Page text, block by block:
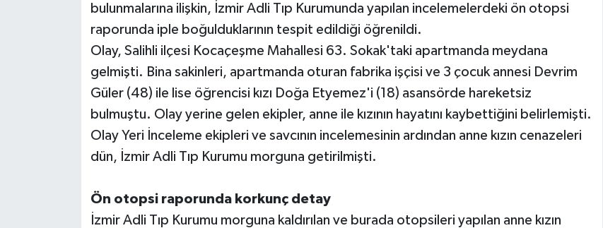
bulunmalarına ilişkin, İzmir Adli Tıp Kurumunda yapılan incelemelerdeki ön otopsi
raporunda iple boğulduklarının tespit edildiği öğrenildi.
Olay, Salihli ilçesi Kocaçeşme Mahallesi 63. Sokak'taki apartmanda meydana
gelmişti. Bina sakinleri, apartmanda oturan fabrika işçisi ve 3 çocuk annesi Devrim
Güler (48) ile lise öğrencisi kızı Doğa Etyemez'i (18) asansörde hareketsiz
bulmuştu. Olay yerine gelen ekipler, anne ile kızının hayatını kaybettiğini belirlemişti.
Olay Yeri İnceleme ekipleri ve savcının incelemesinin ardından anne kızın cenazeleri
dün, İzmir Adli Tıp Kurumu morguna getirilmişti.
Ön otopsi raporunda korkunç detay
İzmir Adli Tıp Kurumu morguna kaldırılan ve burada otopsileri yapılan anne kızın